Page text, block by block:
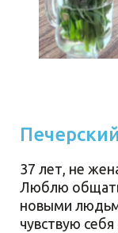
37 лет, не
Люблю
новыми
чувствую